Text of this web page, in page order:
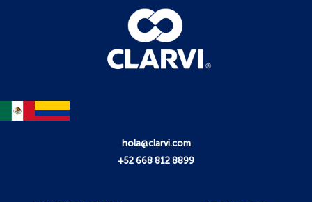
hola@clarvi.com
+52 668 812 8899